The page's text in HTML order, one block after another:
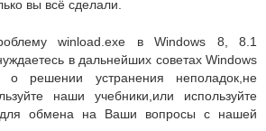
вы всё сделали.
winload.exe в Windows 8, 8.1
в дальнейших советах Windows
решении устранения неполадок,не
наши учебники,или используйте
для обмена на Ваши вопросы с нашей